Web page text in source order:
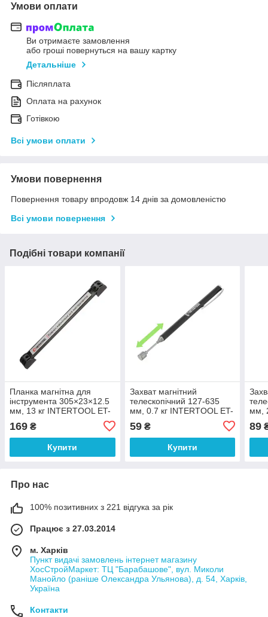
Умови оплати
Ви отримаєте замовлення
або гроші повернуться на вашу картку
Детальніше
Післяплата
Оплата на рахунок
Готівкою
Всі умови оплати
Умови повернення
Повернення товару впродовж 14 днів за домовленістю
Всі умови повернення
Подібні товари компанії
Планка магнітна для
інструмента 305×23×12.5
мм, 13 кг INTERTOOL ET-
169 ₴
Купити
Захват магнітний
телескопічний 127-635
мм, 0.7 кг INTERTOOL ET-
59₴
Купити
мм,
89
Про нас
100% позитивних з 221 відгука за рік
Працює з 27.03.2014
м. Харків
Пункт видачі замовлень інтернет магазину
ХосСтройМаркет: ТЦ "Барабашове", вул. Миколи
Манойло (раніше Олександра Ульянова), д. 54, Харків,
Україна
Контакти